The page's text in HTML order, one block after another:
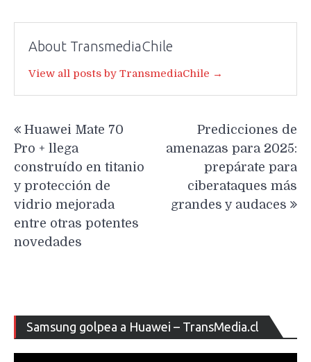
About TransmediaChile
View all posts by TransmediaChile →
de
entradas
Huawei Mate 70
Pro + llega
construído en titanio
y protección de
vidrio mejorada
entre otras potentes
novedades
Predicciones de
amenazas para 2025:
prepárate para
ciberataques más
grandes y audaces
Samsung golpea a Huawei – TransMedia.cl
de